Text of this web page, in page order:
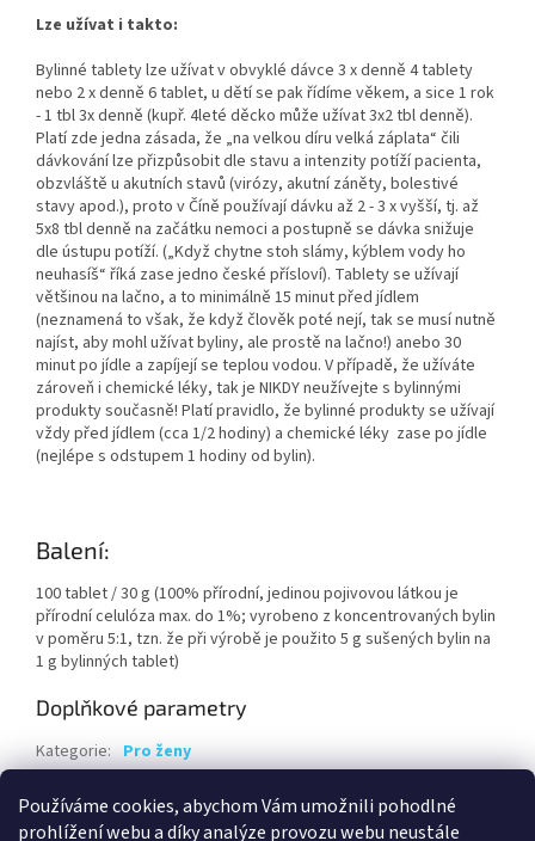
Používáme cookies, abychom Vám umožnili pohodlné
prohlížení webu a díky analýze provozu webu neustále
Lze užívat i takto:
Bylinné tablety lze užívat v obvyklé dávce 3 x denně 4 tablety
nebo 2 x denně 6 tablet, u dětí se pak řídíme věkem, a sice 1 rok
- 1 tbl 3x denně (kupř. 4leté děcko může užívat 3x2 tbl denně).
Platí zde jedna zásada, že „na velkou díru velká záplata“ čili
dávkování lze přizpůsobit dle stavu a intenzity potíží pacienta,
obzvláště u akutních stavů (virózy, akutní záněty, bolestivé
stavy apod.), proto v Číně používají dávku až 2 - 3 x vyšší, tj. až
5x8 tbl denně na začátku nemoci a postupně se dávka snižuje
dle ústupu potíží. („Když chytne stoh slámy, kýblem vody ho
neuhasíš“ říká zase jedno české přísloví). Tablety se užívají
většinou na lačno, a to minimálně 15 minut před jídlem
(neznamená to však, že když člověk poté nejí, tak se musí nutně
najíst, aby mohl užívat byliny, ale prostě na lačno!) anebo 30
minut po jídle a zapíjejí se teplou vodou. V případě, že užíváte
zároveň i chemické léky, tak je NIKDY neužívejte s bylinnými
produkty současně! Platí pravidlo, že bylinné produkty se užívají
vždy před jídlem (cca 1/2 hodiny) a chemické léky zase po jídle
(nejlépe s odstupem 1 hodiny od bylin).
Balení:
100 tablet / 30 g (100% přírodní, jedinou pojivovou látkou je
přírodní celulóza max. do 1%; vyrobeno z koncentrovaných bylin
v poměru 5:1, tzn. že při výrobě je použito 5 g sušených bylin na
1 g bylinných tablet)
Doplňkové parametry
Kategorie: Pro ženy
EAN: 8594064351724